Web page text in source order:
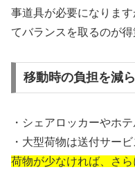
事道具が必要になりま
てバランスを取るのが得
移動時の負担を減
・シェアロッカーやホ
・大型荷物は送付サー
荷物が少なければ、さ